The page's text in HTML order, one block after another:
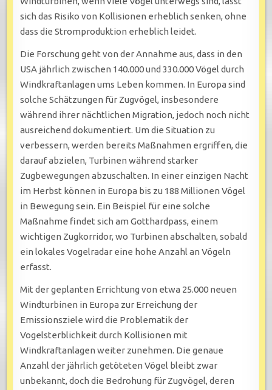
sich das Risiko von Kollisionen erheblich senken, ohne
dass die Stromproduktion erheblich leidet.
Die Forschung geht von der Annahme aus, dass in den
USA jährlich zwischen 140.000 und 330.000 Vögel durch
Windkraftanlagen ums Leben kommen. In Europa sind
solche Schätzungen für Zugvögel, insbesondere
während ihrer nächtlichen Migration, jedoch noch nicht
ausreichend dokumentiert. Um die Situation zu
verbessern, werden bereits Maßnahmen ergriffen, die
darauf abzielen, Turbinen während starker
Zugbewegungen abzuschalten. In einer einzigen Nacht
im Herbst können in Europa bis zu 188 Millionen Vögel
in Bewegung sein. Ein Beispiel für eine solche
Maßnahme findet sich am Gotthardpass, einem
wichtigen Zugkorridor, wo Turbinen abschalten, sobald
ein lokales Vogelradar eine hohe Anzahl an Vögeln
erfasst.
Mit der geplanten Errichtung von etwa 25.000 neuen
Windturbinen in Europa zur Erreichung der
Emissionsziele wird die Problematik der
Vogelsterblichkeit durch Kollisionen mit
Windkraftanlagen weiter zunehmen. Die genaue
Anzahl der jährlich getöteten Vögel bleibt zwar
unbekannt, doch die Bedrohung für Zugvögel, deren